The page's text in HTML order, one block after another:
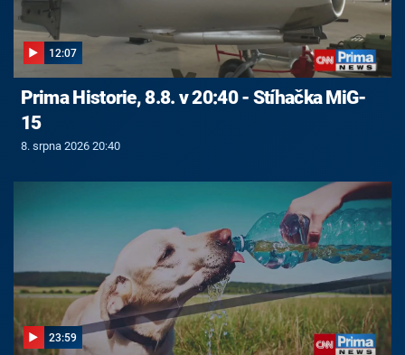
12:07
Prima Historie, 8.8. v 20:40 - Stíhačka MiG-
15
8. srpna 2026 20:40
23:59